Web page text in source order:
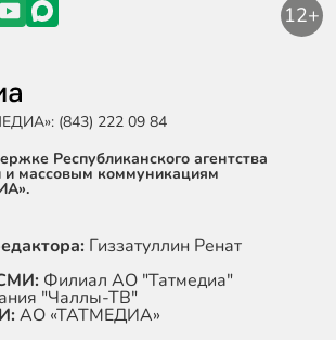
Гиззатуллин Ренат
Филиал АО "Татмедиа"
"Чаллы-ТВ"
АО «ТАТМЕДИА»
12+
(843) 222 09 84
Республиканского агентства
и массовым коммуникациям